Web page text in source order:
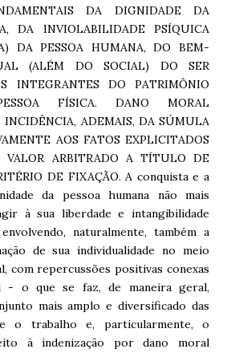
DA DIGNIDADE DA
DA INVIOLABILIDADE PSÍQUICA
DA PESSOA HUMANA, DO BEM-
(ALÉM DO SOCIAL) DO SER
INTEGRANTES DO PATRIMÔNIO
FÍSICA. DANO MORAL
INCIDÊNCIA, ADEMAIS, DA SÚMULA
AOS FATOS EXPLICITADOS
VALOR ARBITRADO A TÍTULO DE
DE FIXAÇÃO. A conquista e a
da pessoa humana não mais
à sua liberdade e intangibilidade
naturalmente, também a
de sua individualidade no meio
com repercussões positivas conexas
- o que se faz, de maneira geral,
mais amplo e diversificado das
o trabalho e, particularmente, o
à indenização por dano moral